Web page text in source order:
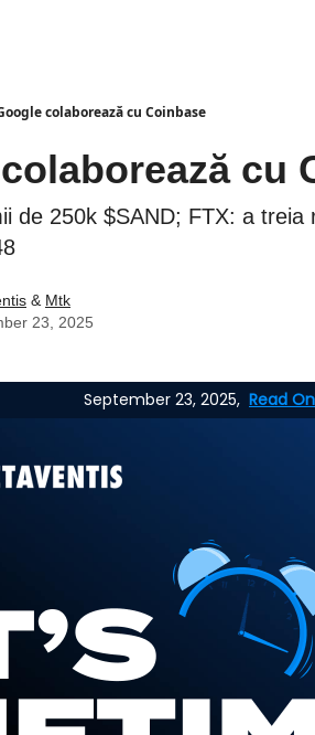
colaborează cu Coinbase
cu
de 250k $SAND; FTX: a
& Mtk
23, 2025
September 23, 2025, Read